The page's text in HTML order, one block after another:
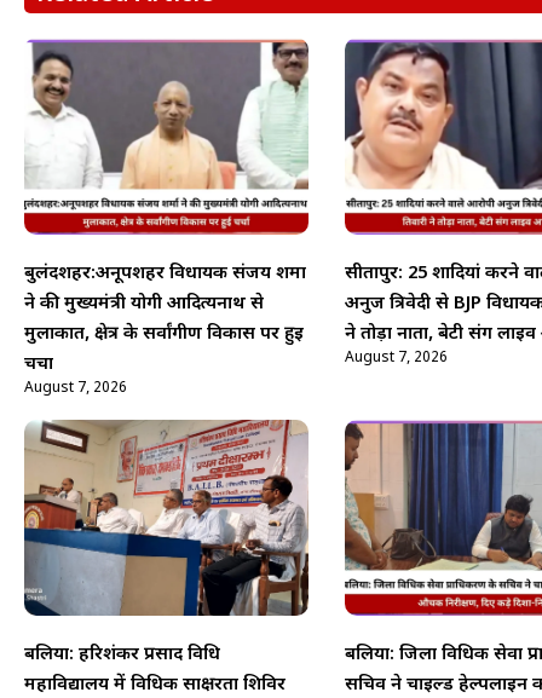
बुलंदशहर:अनूपशहर विधायक संजय शर्मा
ने की मुख्यमंत्री योगी आदित्यनाथ से
मुलाकात, क्षेत्र के सर्वांगीण विकास पर हुई
चर्चा
August 7, 2026
सीतापुर: 25 शादियां करने
अनुज त्रिवेदी से BJP विधायक
ने तोड़ा नाता, बेटी संग
August 7, 2026
बलिया: हरिशंकर प्रसाद विधि
महाविद्यालय में विधिक साक्षरता शिविर
बलिया: जिला विधिक सेवा
सचिव ने चाइल्ड हेल्पलाइन